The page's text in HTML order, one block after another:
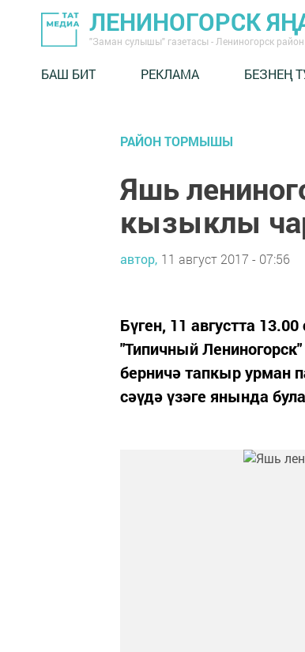
ЛЕНИНОГОРСК
"Заман сулышы" газетасы - Лениногорск
БАШ БИТ РЕКЛАМА БЕЗНЕҢ
РАЙОН ТОРМЫШЫ
Яшь
кызыклы
автор, 11 август 2017 - 07:56
Бүген, 11 августта
"Типичный
берничә тапкыр урман
сәүдә үзәге янында